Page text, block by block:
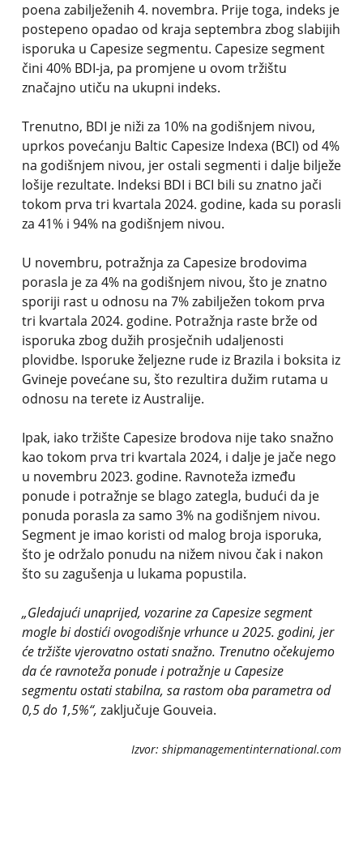
poena zabilježenih 4. novembra. Prije toga, indeks je
postepeno opadao od kraja septembra zbog slabijih
isporuka u Capesize segmentu. Capesize segment
čini 40% BDI-ja, pa promjene u ovom tržištu
značajno utiču na ukupni indeks.
Trenutno, BDI je niži za 10% na godišnjem nivou,
uprkos povećanju Baltic Capesize Indexa (BCI) od 4%
na godišnjem nivou, jer ostali segmenti i dalje bilježe
lošije rezultate. Indeksi BDI i BCI bili su znatno jači
tokom prva tri kvartala 2024. godine, kada su porasli
za 41% i 94% na godišnjem nivou.
U novembru, potražnja za Capesize brodovima
porasla je za 4% na godišnjem nivou, što je znatno
sporiji rast u odnosu na 7% zabilježen tokom prva
tri kvartala 2024. godine. Potražnja raste brže od
isporuka zbog dužih prosječnih udaljenosti
plovidbe. Isporuke željezne rude iz Brazila i boksita iz
Gvineje povećane su, što rezultira dužim rutama u
odnosu na terete iz Australije.
Ipak, iako tržište Capesize brodova nije tako snažno
kao tokom prva tri kvartala 2024, i dalje je jače nego
u novembru 2023. godine. Ravnoteža između
ponude i potražnje se blago zategla, budući da je
ponuda porasla za samo 3% na godišnjem nivou.
Segment je imao koristi od malog broja isporuka,
što je održalo ponudu na nižem nivou čak i nakon
što su zagušenja u lukama popustila.
„Gledajući unaprijed, vozarine za Capesize segment
mogle bi dostići ovogodišnje vrhunce u 2025. godini, jer
će tržište vjerovatno ostati snažno. Trenutno očekujemo
da će ravnoteža ponude i potražnje u Capesize
segmentu ostati stabilna, sa rastom oba parametra od
0,5 do 1,5%“, zaključuje Gouveia.
Izvor: shipmanagementinternational.com